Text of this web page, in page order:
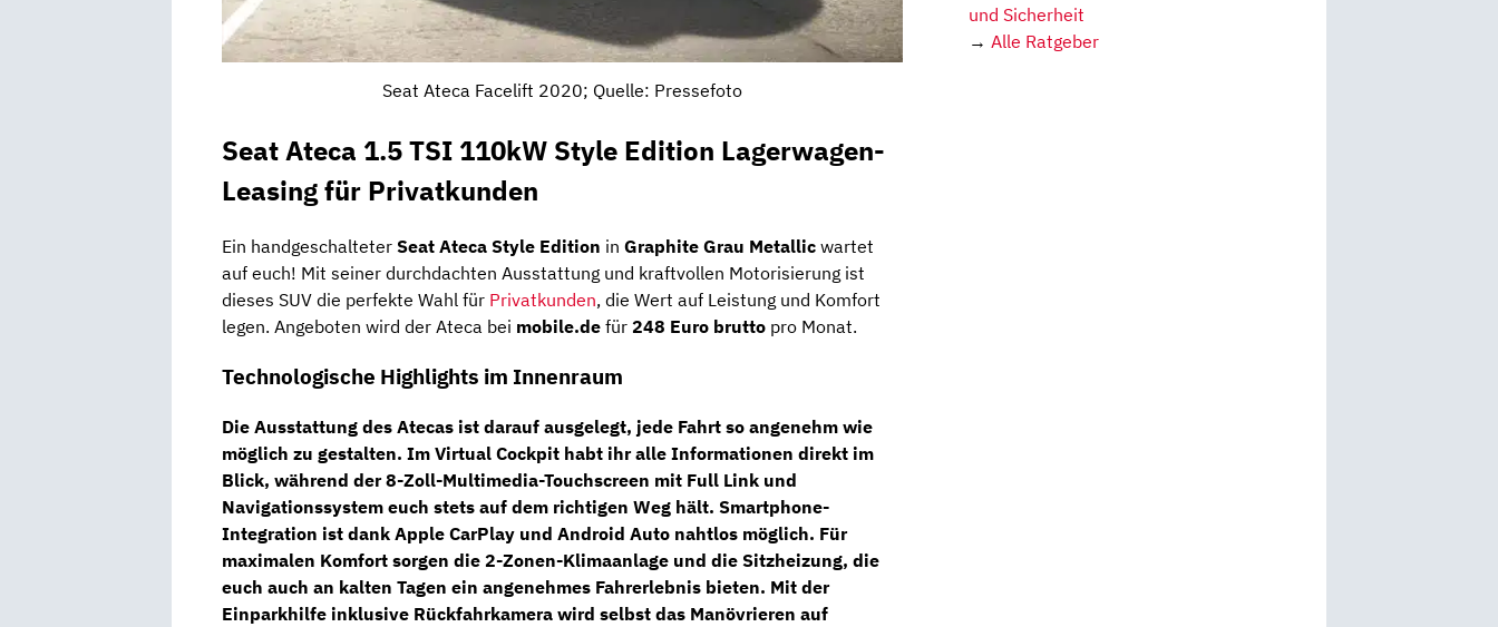
Seat Ateca Facelift 2020; Quelle: Pressefoto
Seat Ateca 1.5 TSI 110kW Style Edition Lagerwagen-
Leasing für Privatkunden
Ein handgeschalteter Seat Ateca Style Edition in Graphite Grau Metallic wartet
auf euch! Mit seiner durchdachten Ausstattung und kraftvollen Motorisierung ist
dieses SUV die perfekte Wahl für Privatkunden, die Wert auf Leistung und Komfort
legen. Angeboten wird der Ateca bei mobile.de für 248 Euro brutto pro Monat.
Technologische Highlights im Innenraum
Die Ausstattung des Atecas ist darauf ausgelegt, jede Fahrt so angenehm wie
möglich zu gestalten. Im Virtual Cockpit habt ihr alle Informationen direkt im
Blick, während der8-Zoll-Multimedia-Touchscreen mit Full Link und
Navigationssystem euch stets auf dem richtigen Weg hält. Smartphone-
Integration ist dank Apple CarPlay und Android Auto nahtlos möglich. Für
maximalen Komfort sorgen die 2-Zonen-Klimaanlage und die Sitzheizung, die
euch auch an kalten Tagen ein angenehmes Fahrerlebnis bieten. Mit der
Einparkhilfe inklusive Rückfahrkamera wird selbst das Manövrieren auf
und Sicherheit
→ Alle Ratgeber